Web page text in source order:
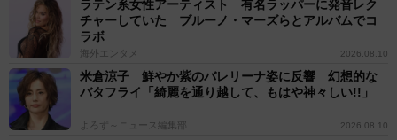
ラテン系女性アーティスト 有名ラッパーに発音レク
チャーしていた ブルーノ・マーズらとアルバムでコ
ラボ
海外エンタメ 2026.08.10
米倉涼子 鮮やか紫のバレリーナ姿に反響 幻想的な
バタフライ「綺麗を通り越して、もはや神々しい!!」
よろず～ニュース編集部 2026.08.10